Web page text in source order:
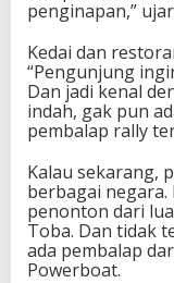
penginapan,”
Kedai dan
“Pengunjung
Dan jadi kenal
indah, gak pun
pembalap rally
Kalau sekarang,
berbagai negara.
penonton dari
Toba. Dan tidak
ada pembalap
Powerboat.